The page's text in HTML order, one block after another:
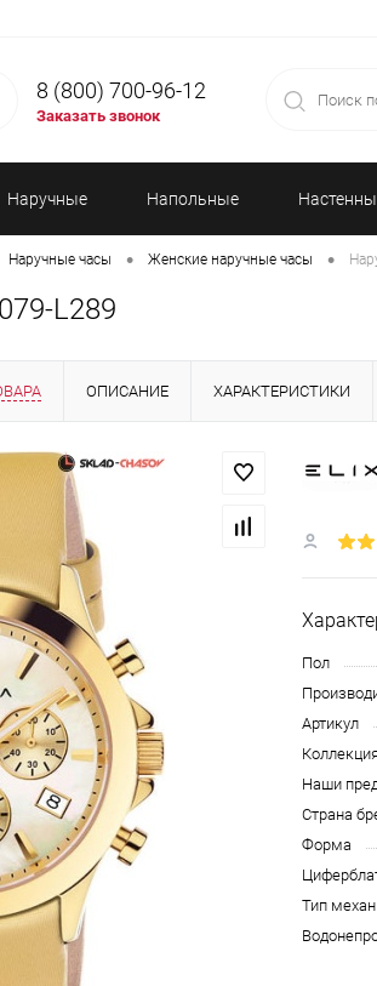
8 (800) 700-96-12
Заказать звонок
Наручные
часы
Напольные
Наручные часы • Женские наручные часы •
L289
ОПИСАНИЕ ХАРАКТЕРИСТИКИ
Пол
Артикул
Коллекция
Наши
Страна
Форма
Тип